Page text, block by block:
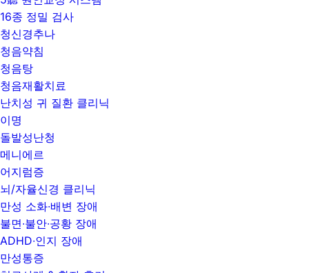
16종 정밀 검사
청신경추나
청음약침
청음탕
청음재활치료
난치성 귀 질환 클리닉
이명
돌발성난청
메니에르
어지럼증
뇌/자율신경 클리닉
만성 소화∙배변 장애
불면∙불안∙공황 장애
ADHD∙인지 장애
만성통증